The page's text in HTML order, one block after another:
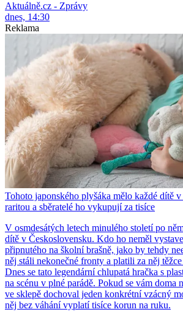
Aktuálně.cz - Zprávy
dnes, 14:30
Reklama
Tohoto japonského plyšáka mělo každé dítě
raritou a sběratelé ho vykupují za tisíce
V osmdesátých letech minulého století po
dítě v Československu. Kdo ho neměl
připnutého na školní brašně, jako by tehdy
něj stáli nekonečné fronty a platili za něj
Dnes se tato legendární chlupatá hračka s
na scénu v plné parádě. Pokud se vám doma
ve sklepě dochoval jeden konkrétní vzácný
něj bez váhání vyplatí tisíce korun na ruku.